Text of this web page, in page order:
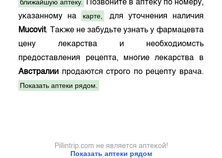
ближайшую аптеку.
Позвоните в аптеку по номеру,
указанному на
карте,
для уточнения наличия
Mucovit. Также не забудьте узнать у фармацевта
цену лекарства и необходиомсть
предоставления рецепта, многие лекарства в
Австралии продаются строго по рецепту врача.
Показать аптеки рядом.
Показать аптеки рядом
Pillintrip.com не является аптекой!